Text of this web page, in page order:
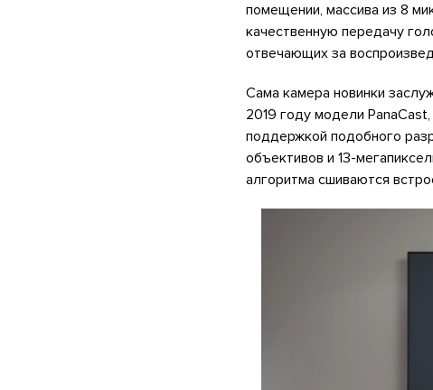
помещении, массива из 8
качественную передачу
отвечающих за
Сама камера новинки
2019 году модели
поддержкой подобного
объективов и 13-
алгоритма сшиваются